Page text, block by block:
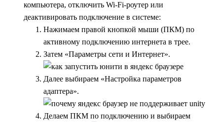
компьютера, отключить Wi-Fi-роутер или
деактивировать подключение в системе:
Нажимаем правой кнопкой мыши (ПКМ) по
активному подключению интернета в трее.
Затем «Параметры сети и Интернет».
Далее выбираем «Настройка параметров
адаптера».
Делаем ПКМ по подключению и выбираем